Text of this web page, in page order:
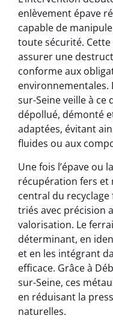
enlèvement épave
capable de
toute sécurité.
assurer une
conforme aux
environnementales.
sur-Seine veille à ce
dépollué, démonté
adaptées, évitant
fluides ou aux
Une fois l’épave ou
récupération fers et
central du
triés avec précision
valorisation. Le
déterminant, en
et en les intégrant
efficace. Grâce à
sur-Seine, ces
en réduisant la
naturelles.